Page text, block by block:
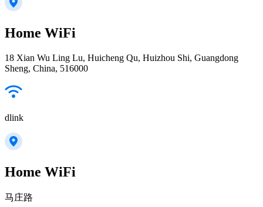
Home WiFi
18 Xian Wu Ling Lu, Huicheng Qu, Huizhou Shi, Guangdong
Sheng, China, 516000
dlink
Home WiFi
马庄路